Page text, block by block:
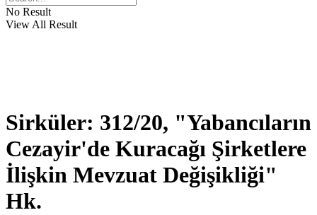
No Result
View All Result
Sirküler: 312/20, "Yabancıların
Cezayir'de Kuracağı Şirketlere
İlişkin Mevzuat Değişikliği"
Hk.